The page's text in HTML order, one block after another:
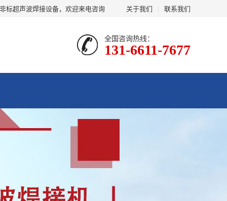
关于我们 联系我们
标超声波焊接设备，欢迎来电咨询
全国咨询热线：
131-6611-7677